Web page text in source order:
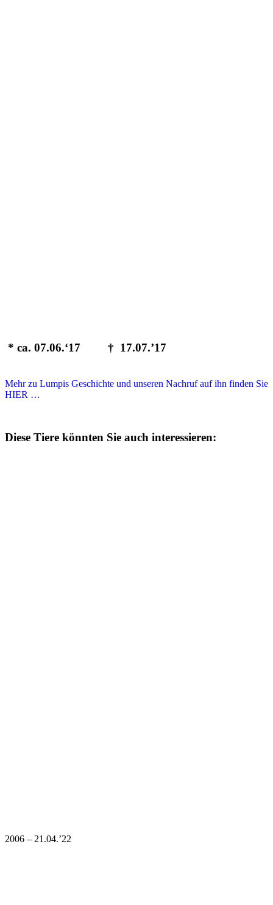
* ca. 07.06.‘17 † 17.07.’17
Mehr zu Lumpis Geschichte und unseren Nachruf auf ihn finden Sie
HIER …
Diese Tiere könnten Sie auch interessieren:
2006 – 21.04.’22